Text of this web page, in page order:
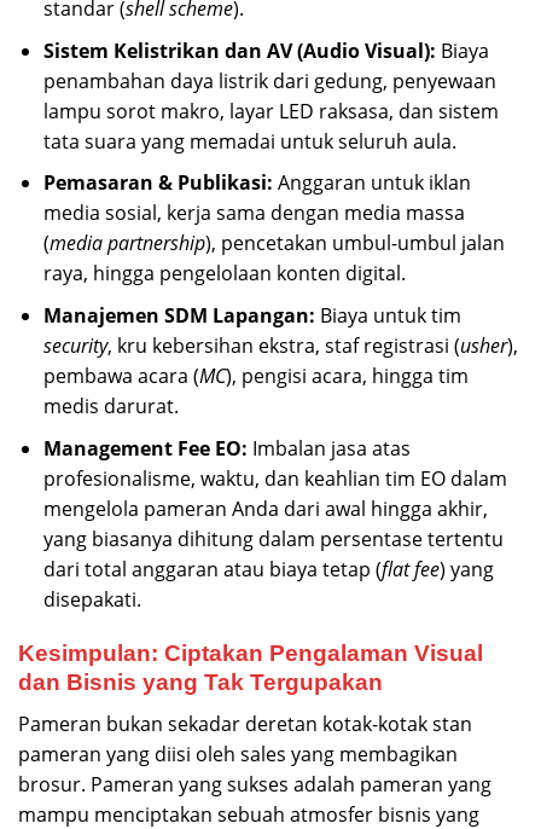
standar (shell scheme).
Sistem Kelistrikan dan AV (Audio Visual): Biaya
penambahan daya listrik dari gedung, penyewaan
lampu sorot makro, layar LED raksasa, dan sistem
tata suara yang memadai untuk seluruh aula.
Pemasaran & Publikasi: Anggaran untuk iklan
media sosial, kerja sama dengan media massa
(media partnership), pencetakan umbul-umbul jalan
raya, hingga pengelolaan konten digital.
Manajemen SDM Lapangan: Biaya untuk tim
security, kru kebersihan ekstra, staf registrasi (usher),
pembawa acara (MC), pengisi acara, hingga tim
medis darurat.
Management Fee EO: Imbalan jasa atas
profesionalisme, waktu, dan keahlian tim EO dalam
mengelola pameran Anda dari awal hingga akhir,
yang biasanya dihitung dalam persentase tertentu
dari total anggaran atau biaya tetap (flat fee) yang
disepakati.
Kesimpulan: Ciptakan Pengalaman Visual
dan Bisnis yang Tak Tergupakan
Pameran bukan sekadar deretan kotak-kotak stan
pameran yang diisi oleh sales yang membagikan
brosur. Pameran yang sukses adalah pameran yang
mampu menciptakan sebuah atmosfer bisnis yang